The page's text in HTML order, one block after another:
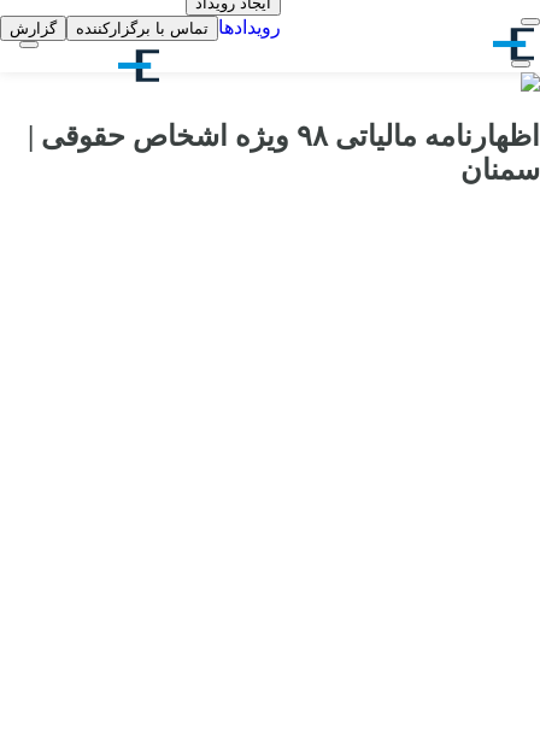
رویدادها تماس با برگزارکننده گزارش
اظهارنامه مالیاتی ۹۸ ویژه اشخاص حقوقی |
سمنان